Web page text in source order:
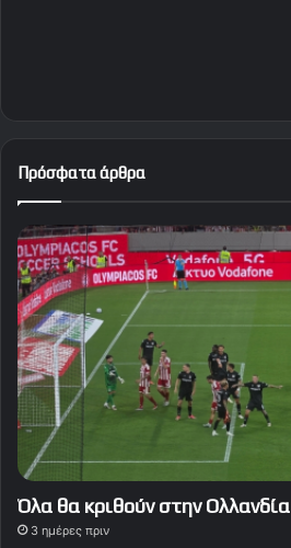
Πρόσφατα άρθρα
Όλα θα κριθούν στην Ολλανδία
3 ημέρες πριν